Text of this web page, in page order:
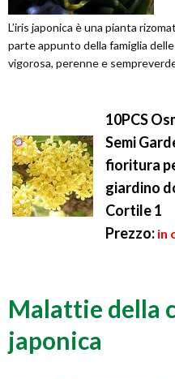
L’iris japonica è una pianta
parte appunto della famiglia
vigorosa, perenne e
10PCS
Semi
fioritura
giardino
Cortile 1
Prezzo: in
Malattie della
japonica